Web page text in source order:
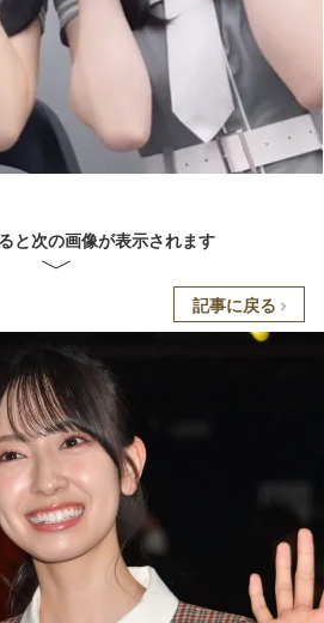
と次の画像が表示されます
記事に戻る